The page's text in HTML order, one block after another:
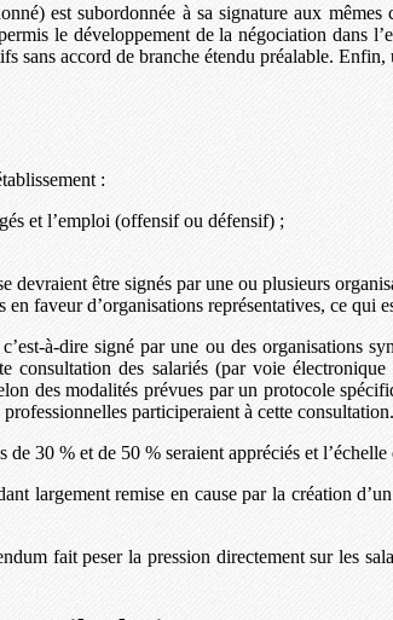
est subordonnée à sa signature aux
le développement de la négociation dans
sans accord de branche étendu préalable.
:
et l’emploi (offensif ou défensif) ;
devraient être signés par une ou plusieurs
faveur d’organisations représentatives, ce qui
à-dire signé par une ou des organisations
consultation des salariés (par voie
des modalités prévues par un protocole
participeraient à cette
30 % et de 50 % seraient appréciés et
largement remise en cause par la création
fait peser la pression directement sur les